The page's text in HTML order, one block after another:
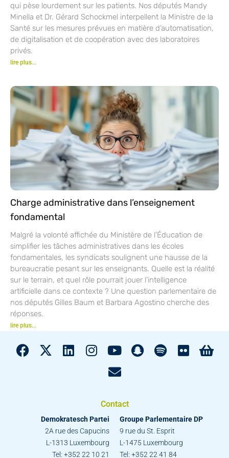
qui pèse lourdement sur les patients. Nos députés Mandy
Minella et Dr. Gérard Schockmel interpellent la Ministre de la
Santé sur les mesures prévues en matière d’automatisation,
de digitalisation et de coopération avec des laboratoires
privés.
lire plus...
Charge administrative dans l’enseignement
fondamental
Malgré la volonté affichée du Ministère de l’Éducation de
simplifier les tâches administratives dans les écoles
fondamentales, les syndicats soulignent une hausse de la
bureaucratie pesant sur les enseignants. Quelle est la réalité
sur le terrain, et quel rôle pourrait jouer l’intelligence
artificielle dans ce contexte ? Une question parlementaire de
nos députés Gilles Baum et Barbara Agostino cherche des
réponses.
lire plus...
Contact
Demokratesch Partei
2A rue des Capucins
L-1313 Luxembourg
Tel: +352 22 10 21
Groupe Parlementaire DP
9 rue du St. Esprit
L-1475 Luxembourg
Tel: +352 22 41 84